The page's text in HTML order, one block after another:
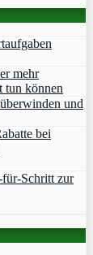
mehr
tun können
und
bei
zur